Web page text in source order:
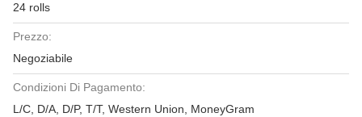
24 rolls
Prezzo:
Negoziabile
Condizioni Di Pagamento:
L/C, D/A, D/P, T/T, Western Union, MoneyGram